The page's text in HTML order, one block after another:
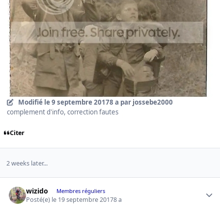
Modifié le 9 septembre 20178 a par jossebe2000
complement d'info, correction fautes
Citer
2 weeks later...
wizido Membres réguliers
Posté(e) le 19 septembre 20178 a